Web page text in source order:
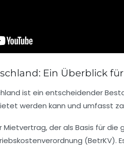
Ein Überblick
ist ein entscheidender
werden kann und umfasst
Mietvertrag, der als Basis für
(BetrKV).